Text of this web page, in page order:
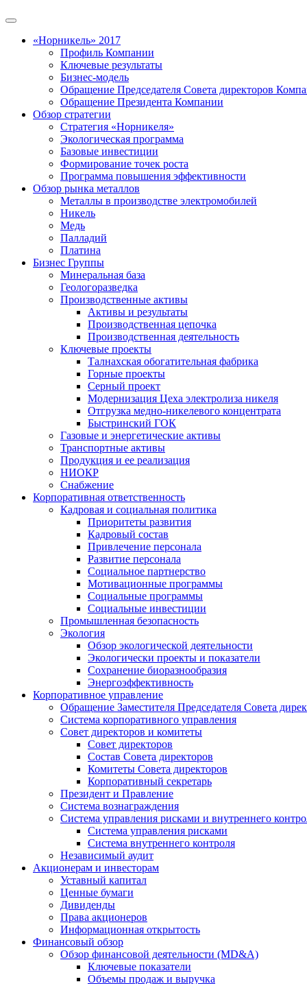
«Норникель» 2017
Профиль Компании
Ключевые результаты
Бизнес-модель
Обращение Председателя Совета директоров
Обращение Президента Компании
Обзор стратегии
Стратегия «Норникеля»
Экологическая программа
Базовые инвестиции
Формирование точек роста
Программа повышения эффективности
Обзор рынка металлов
Металлы в производстве электромобилей
Никель
Медь
Палладий
Платина
Бизнес Группы
Минеральная база
Геологоразведка
Производственные активы
Активы и результаты
Производственная цепочка
Производственная деятельность
Ключевые проекты
Талнахская обогатительная фабрика
Горные проекты
Серный проект
Модернизация Цеха электролиза никеля
Отгрузка медно-никелевого концентрата
Быстринский ГОК
Газовые и энергетические активы
Транспортные активы
Продукция и ее реализация
НИОКР
Снабжение
Корпоративная ответственность
Кадровая и социальная политика
Приоритеты развития
Кадровый состав
Привлечение персонала
Развитие персонала
Социальное партнерство
Мотивационные программы
Социальные программы
Социальные инвестиции
Промышленная безопасность
Экология
Обзор экологической деятельности
Экологически проекты и показатели
Сохранение биоразнообразия
Энергоэффективность
Корпоративное управление
Обращение Заместителя Председателя Совета
Система корпоративного управления
Совет директоров и комитеты
Совет директоров
Состав Совета директоров
Комитеты Совета директоров
Корпоративный секретарь
Президент и Правление
Система вознаграждения
Система управления рисками и внутреннего
Система управления рисками
Система внутреннего контроля
Независимый аудит
Акционерам и инвесторам
Уставный капитал
Ценные бумаги
Дивиденды
Права акционеров
Информационная открытость
Финансовый обзор
Обзор финансовой деятельности (MD&A)
Ключевые показатели
Объемы продаж и выручка